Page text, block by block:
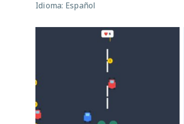
Idioma: Español
Driver Race